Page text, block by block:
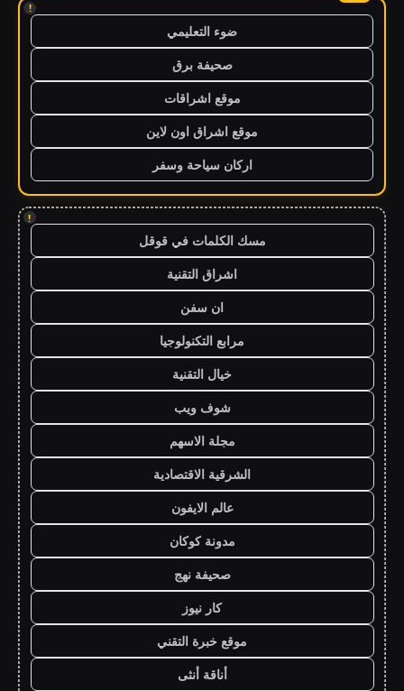
!
ضوء التعليمي
صحيفة برق
موقع اشراقات
موقع اشراق اون لاين
اركان سياحة وسفر
!
مسك الكلمات في قوقل
اشراق التقنية
ان سفن
مرابع التكنولوجيا
خيال التقنية
شوف ويب
مجلة الاسهم
الشرقية الاقتصادية
عالم الايفون
مدونة كوكان
صحيفة نهج
كار نيوز
موقع خبرة التقني
أناقة أنثى